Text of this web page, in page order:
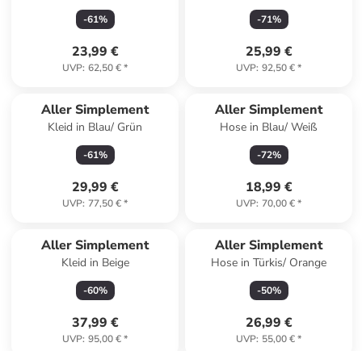
-61%
23,99 €
UVP: 62,50 €*
-71%
25,99 €
UVP: 92,50 €*
Aller Simplement
Kleid in Blau/ Grün
-61%
29,99 €
UVP: 77,50 €*
Aller Simplement
Hose in Blau/ Weiß
-72%
18,99 €
UVP: 70,00 €*
Aller Simplement
Kleid in Beige
-60%
37,99 €
UVP: 95,00 €*
Aller Simplement
Hose in Türkis/ Orange
-50%
26,99 €
UVP: 55,00 €*